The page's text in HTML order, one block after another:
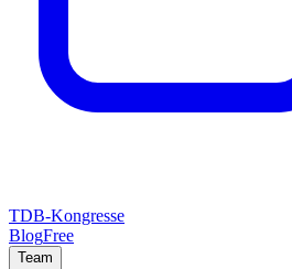
TDB-Kongresse
BlogFree
Team